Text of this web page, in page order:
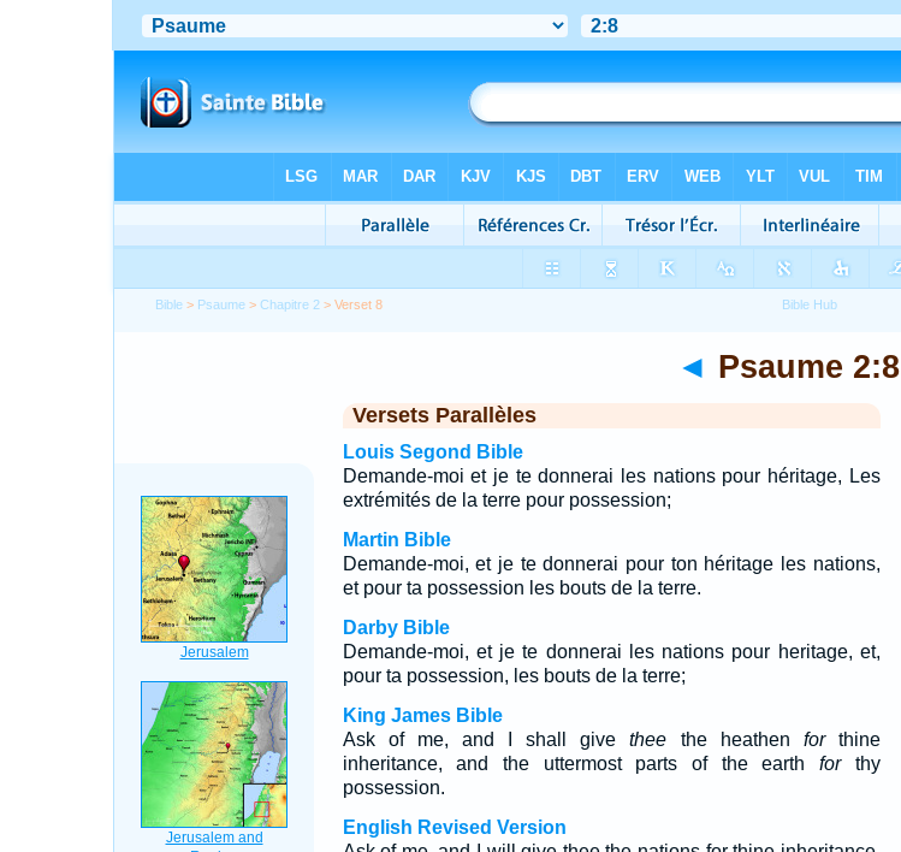
Bible > Psaume >Chapitre 2 > Verset 8
◄ Psaume 2:8
Versets Parallèles
Louis Segond Bible
Demande-moi et je te donnerai les nations pour héritage, Les
extrémités de la terre pour possession;
Martin Bible
Demande-moi, et je te donnerai pour ton héritage les nations,
et pour ta possession les bouts de la terre.
Darby Bible
Demande-moi, et je te donnerai les nations pour heritage, et,
pour ta possession, les bouts de la terre;
King James Bible
Ask of me, and I shall givethee the heathen forthine
inheritance, and the uttermost parts of the earthforthy
possession.
English Revised Version